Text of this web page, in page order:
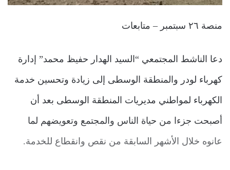
منصة ٢٦ سبتمبر – متابعات
دعا الناشط المجتمعي “السيد الهدار حفيظ محمد” إدارة
كهرباء لودر والمنطقة الوسطى إلى زيادة وتحسين خدمة
الكهرباء لمواطني مديريات المنطقة الوسطى بعد أن
أصبحت جزءا من حياة الناس والمجتمع وتعويضهم لما
عانوه خلال الأشهر السابقة من نقص وانقطاع للخدمة.